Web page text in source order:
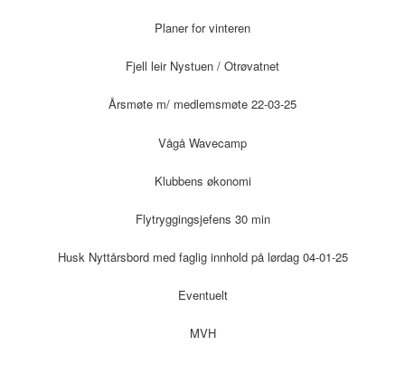
Planer for vinteren
Fjell leir Nystuen / Otrøvatnet
Årsmøte m/ medlemsmøte 22-03-25
Vågå Wavecamp
Klubbens økonomi
Flytryggingsjefens 30 min
Husk Nyttårsbord med faglig innhold på lørdag 04-01-25
Eventuelt
MVH